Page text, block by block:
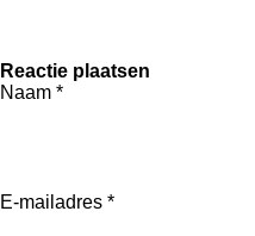
Reactie plaatsen
Naam *
E-mailadres *